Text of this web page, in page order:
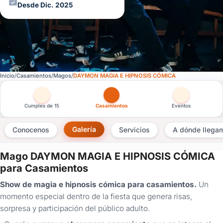
Desde Dic. 2025
Inicio Casamientos Magos DAYMON MAGIA E HIPNOSIS CÓMICA
Otras versiones de esta ficha por tipo de festejo
Cumples de 15 Casamientos Eventos
Conocenos Galería Servicios A dónde
Mago DAYMON MAGIA E HIPNOSIS CÓMICA
para Casamientos
Show de magia e hipnosis cómica para casamientos. Un
momento especial dentro de la fiesta que genera risas,
sorpresa y participación del público adulto.
×
Consultar
¿Ya
tenés
cuenta?